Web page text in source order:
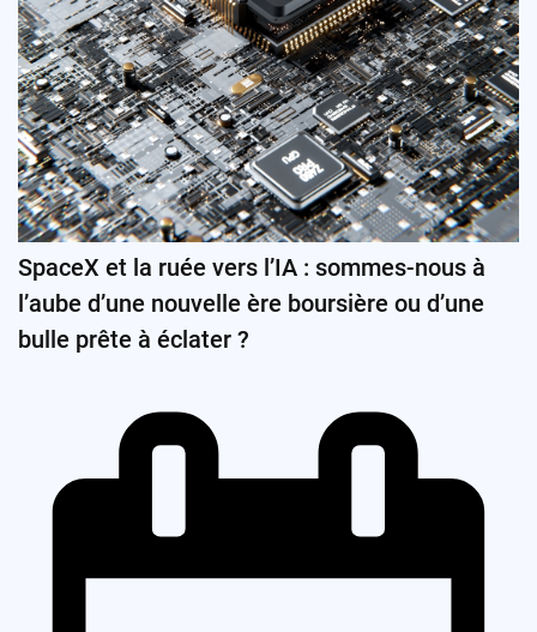
SpaceX et la ruée vers l’IA : sommes-nous à
l’aube d’une nouvelle ère boursière ou d’une
bulle prête à éclater ?